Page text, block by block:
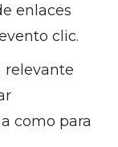
enlaces
clic.
relevante
como para